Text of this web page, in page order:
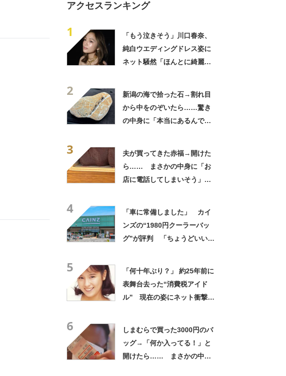
アクセスランキング
1
「もう泣きそう」川口春奈、
純白ウエディングドレス姿に
ネット騒然「ほんとに綺麗」
2
新潟の海で拾った石→割れ目
から中をのぞいたら……驚き
の中身に「本当にあるんです
3
夫が買ってきた赤福→開けた
ら…… まさかの中身に「お
店に電話してしまいそう」
4
「車に常備しました」 カイ
ンズの“1980円クーラーバッ
グ”が評判 「ちょうどいい大
5
「何十年ぶり？」 約25年前に
表舞台去った“消費税アイド
ル” 現在の姿にネット衝撃
6
しまむらで買った3000円のバ
ッグ→「何か入ってる！」と
開けたら…… まさかの中身